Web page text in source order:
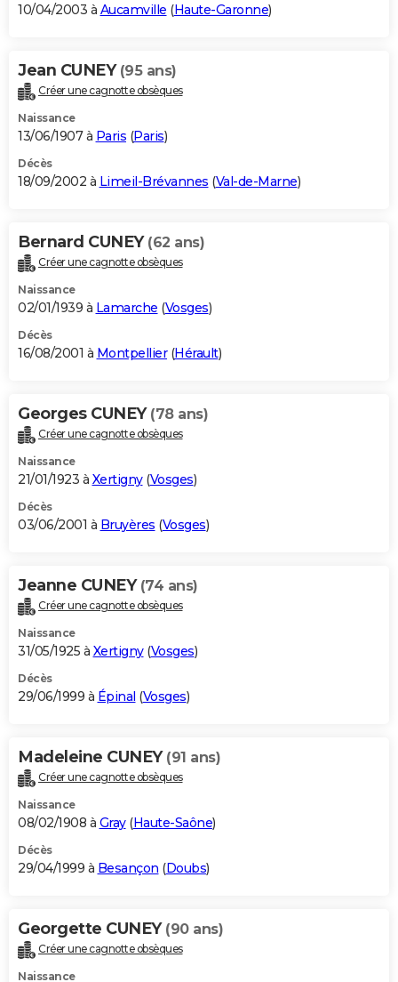
10/04/2003 à Aucamville (Haute-Garonne)
Jean CUNEY (95 ans)
Créer une cagnotte obsèques
Naissance
13/06/1907 à Paris (Paris)
Décès
18/09/2002 à Limeil-Brévannes (Val-de-Marne)
Bernard CUNEY (62 ans)
Créer une cagnotte obsèques
Naissance
02/01/1939 à Lamarche (Vosges)
Décès
16/08/2001 à Montpellier(Hérault)
Georges CUNEY (78 ans)
Créer une cagnotte obsèques
Naissance
21/01/1923 à Xertigny(Vosges)
Décès
03/06/2001 à Bruyères (Vosges)
Jeanne CUNEY (74 ans)
Créer une cagnotte obsèques
Naissance
31/05/1925 à Xertigny(Vosges)
Décès
29/06/1999 à Épinal (Vosges)
Madeleine CUNEY (91 ans)
Créer une cagnotte obsèques
Naissance
08/02/1908 à Gray(Haute-Saône)
Décès
29/04/1999 à Besançon (Doubs)
Georgette CUNEY (90 ans)
Créer une cagnotte obsèques
Naissance